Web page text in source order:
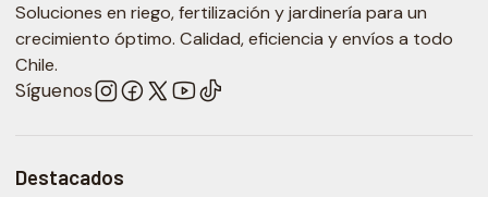
Soluciones en riego, fertilización y jardinería para un
crecimiento óptimo. Calidad, eficiencia y envíos a todo
Chile.
Síguenos
Destacados